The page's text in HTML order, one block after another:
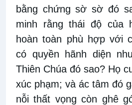
bằng chứng sờ sờ đó
minh rằng thái độ của
hoàn toàn phù hợp với
có quyền hãnh diện
Thiên Chúa đó sao? Họ
xúc phạm; và ác tâm đó
nỗi thất vọng còn ghê